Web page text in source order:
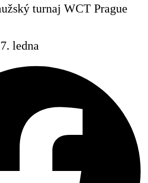
turnaj WCT Prague
ledna